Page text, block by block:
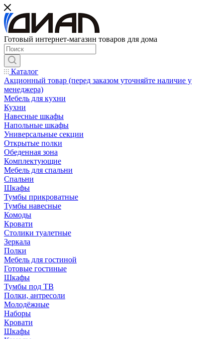
Готовый интернет-магазин товаров для дома
Каталог
Акционный товар (перед заказом уточняйте наличие у
менеджера)
Мебель для кухни
Кухни
Навесные шкафы
Напольные шкафы
Универсальные секции
Открытые полки
Обеденная зона
Комплектующие
Мебель для спальни
Спальни
Шкафы
Тумбы прикроватные
Тумбы навесные
Комоды
Кровати
Столики туалетные
Зеркала
Полки
Мебель для гостиной
Готовые гостиные
Шкафы
Тумбы под ТВ
Полки, антресоли
Молодёжные
Наборы
Кровати
Шкафы